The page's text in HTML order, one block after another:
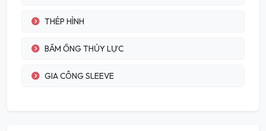
THÉP HÌNH
BẤM ỐNG THỦY LỰC
GIA CÔNG SLEEVE